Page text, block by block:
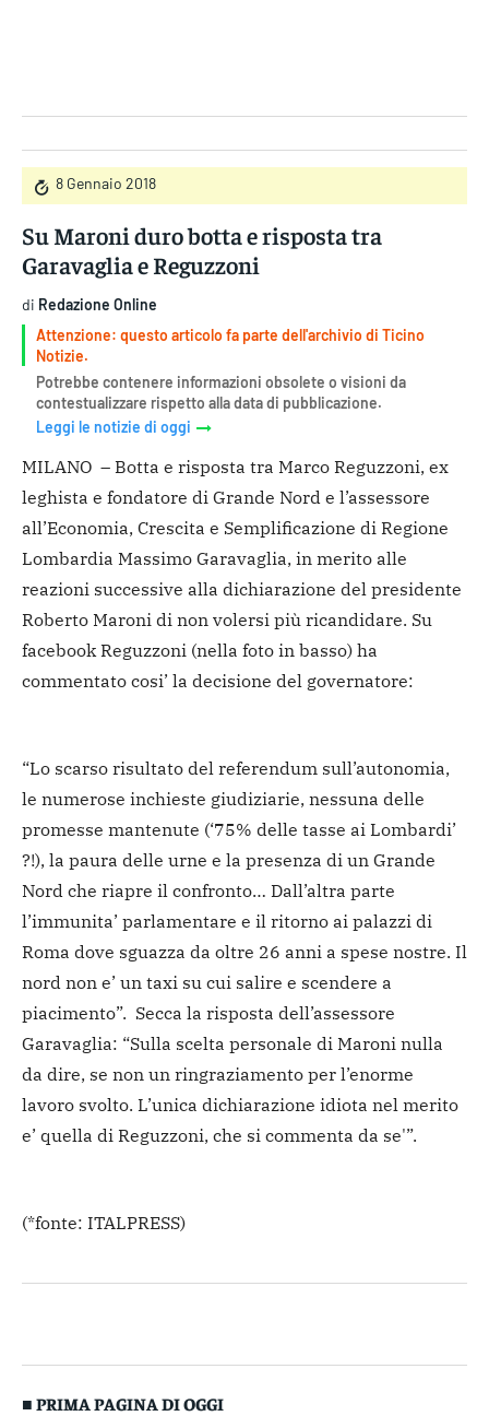
8 Gennaio 2018
Su Maroni duro botta e risposta tra
Garavaglia e Reguzzoni
di Redazione Online
Attenzione: questo articolo fa parte dell'archivio di Ticino
Notizie.
Potrebbe contenere informazioni obsolete o visioni da
contestualizzare rispetto alla data di pubblicazione.
Leggi le notizie di oggi
MILANO – Botta e risposta tra Marco Reguzzoni, ex
leghista e fondatore di Grande Nord e l’assessore
all’Economia, Crescita e Semplificazione di Regione
Lombardia Massimo Garavaglia, in merito alle
reazioni successive alla dichiarazione del presidente
Roberto Maroni di non volersi più ricandidare. Su
facebook Reguzzoni (nella foto in basso) ha
commentato cosi’ la decisione del governatore:
“Lo scarso risultato del referendum sull’autonomia,
le numerose inchieste giudiziarie, nessuna delle
promesse mantenute (‘75% delle tasse ai Lombardi’
?!), la paura delle urne e la presenza di un Grande
Nord che riapre il confronto… Dall’altra parte
l’immunita’ parlamentare e il ritorno ai palazzi di
Roma dove sguazza da oltre 26 anni a spese nostre. Il
nord non e’ un taxi su cui salire e scendere a
piacimento”. Secca la risposta dell’assessore
Garavaglia: “Sulla scelta personale di Maroni nulla
da dire, se non un ringraziamento per l’enorme
lavoro svolto. L’unica dichiarazione idiota nel merito
e’ quella di Reguzzoni, che si commenta da se'”.
(*fonte: ITALPRESS)
■ PRIMA PAGINA DI OGGI